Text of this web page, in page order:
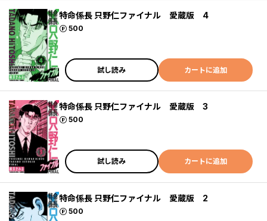
特命係長 只野仁ファイナル 愛蔵版 4
500
ポイント
試し読み カートに追加
特命係長 只野仁ファイナル 愛蔵版 3
500
ポイント
試し読み カートに追加
特命係長 只野仁ファイナル 愛蔵版 2
500
ポイント